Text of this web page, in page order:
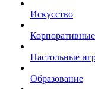
Искусство
Настольные
Образование